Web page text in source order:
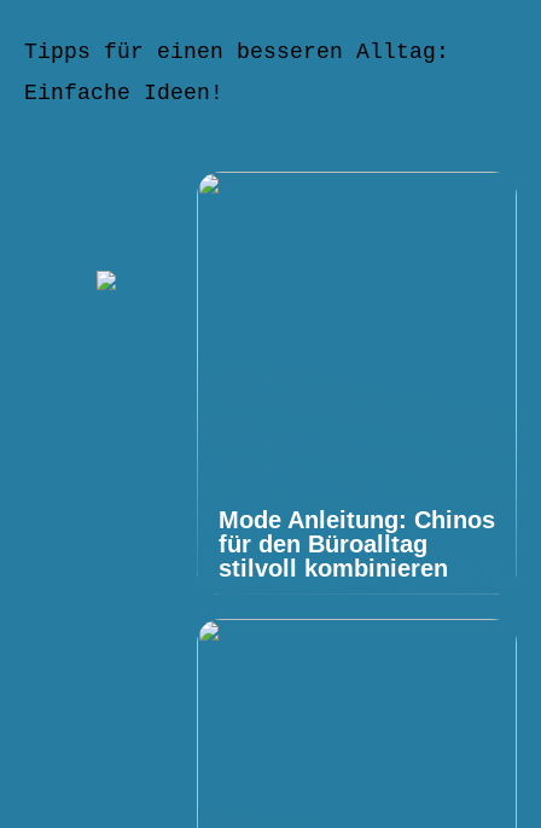
Tipps für einen besseren Alltag:
Einfache Ideen!
Mode Anleitung: Chinos
für den Büroalltag
stilvoll kombinieren